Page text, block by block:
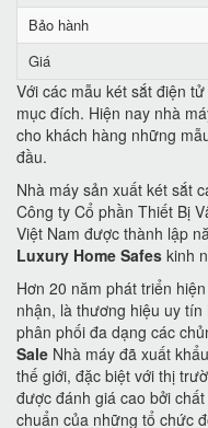
Bảo hành
Giá
Với các mẫu két sắt điện
mục đích. Hiện nay nhà
cho khách hàng những
đầu.
Nhà máy sản xuất két sắt
Công ty Cổ phần Thiết Bị
Việt Nam được thành lập
Luxury Home Safes kinh
Hơn 20 năm phát triển
nhận, là thương hiệu uy
phân phối đa dạng các
Sale Nhà máy đã xuất
thế giới, đặc biệt với thị
được đánh giá cao bởi
chuẩn của những tổ chức